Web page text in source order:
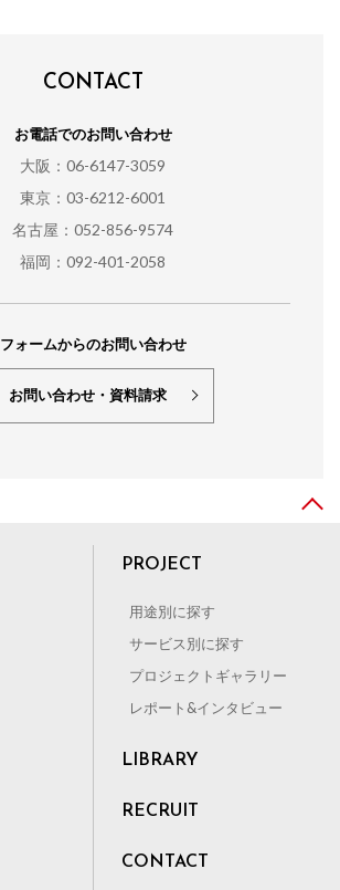
CONTACT
お電話でのお問い合わせ
大阪：06-6147-3059
東京：03-6212-6001
名古屋：052-856-9574
福岡：092-401-2058
フォームからのお問い合わせ
お問い合わせ・資料請求
PROJECT
用途別に探す
サービス別に探す
プロジェクトギャラリー
レポート&インタビュー
LIBRARY
RECRUIT
CONTACT